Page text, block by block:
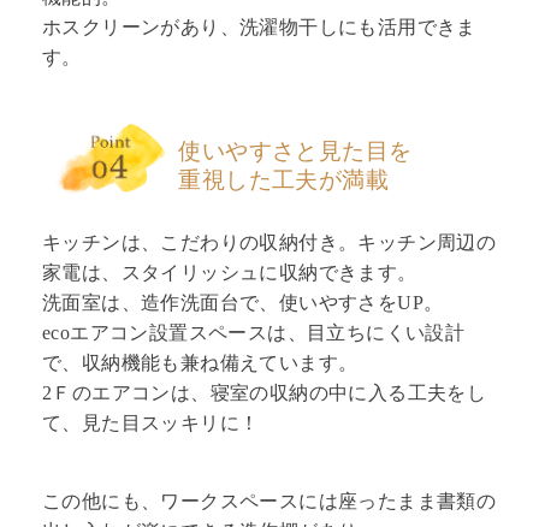
ホスクリーンがあり、洗濯物干しにも活用できま
す。
使いやすさと見た目を
重視した工夫が満載
キッチンは、こだわりの収納付き。キッチン周辺の
家電は、スタイリッシュに収納できます。
洗面室は、造作洗面台で、使いやすさをUP。
ecoエアコン設置スペースは、目立ちにくい設計
で、収納機能も兼ね備えています。
2Ｆのエアコンは、寝室の収納の中に入る工夫をし
て、見た目スッキリに！
この他にも、ワークスペースには座ったまま書類の